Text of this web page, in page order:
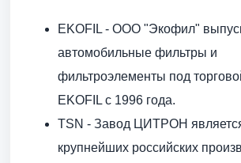
EKOFIL - ООО "Экофил"
автомобильные фильтры и
фильтроэлементы под
EKOFIL с 1996 года.
TSN - Завод ЦИТРОН
крупнейших российских